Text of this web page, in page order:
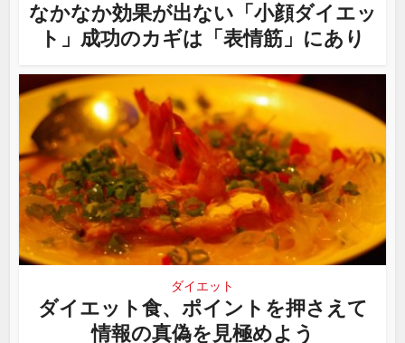
なかなか効果が出ない「小顔ダイエッ
ト」成功のカギは「表情筋」にあり
ダイエット
ダイエット食、ポイントを押さえて
情報の真偽を見極めよう